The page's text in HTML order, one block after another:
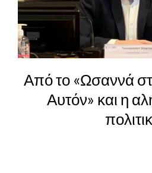
Από το «Ωσαννά
Αυτόν» και η